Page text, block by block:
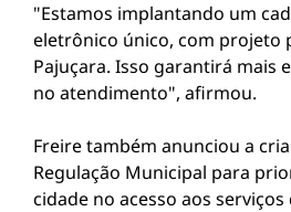
"Estamos implantando um
eletrônico único, com projeto
Pajuçara. Isso garantirá mais
no atendimento", afirmou.
Freire também anunciou a
Regulação Municipal para
cidade no acesso aos